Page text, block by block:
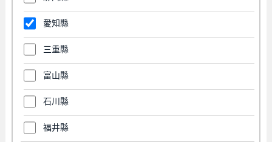
愛知縣
三重縣
富山縣
石川縣
福井縣